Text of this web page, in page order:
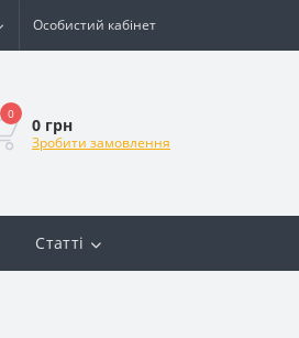
Особистий кабінет
0
0 грн
Зробити замовлення
Статті